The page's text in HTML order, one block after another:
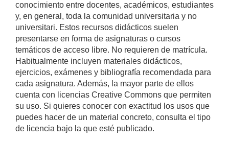
conocimiento entre docentes, académicos, estudiantes
y, en general, toda la comunidad universitaria y no
universitari. Estos recursos didácticos suelen
presentarse en forma de asignaturas o cursos
temáticos de acceso libre. No requieren de matrícula.
Habitualmente incluyen materiales didácticos,
ejercicios, exámenes y bibliografía recomendada para
cada asignatura. Además, la mayor parte de ellos
cuenta con licencias Creative Commons que permiten
su uso. Si quieres conocer con exactitud los usos que
puedes hacer de un material concreto, consulta el tipo
de licencia bajo la que esté publicado.